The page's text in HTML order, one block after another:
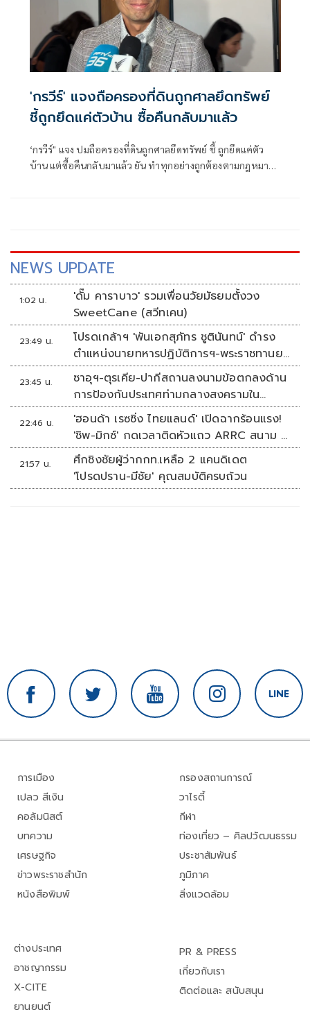
'กรวีร์' แจงถือครองที่ดินถูกศาลยึดทรัพย์
ชี้ถูกยึดแค่ตัวบ้าน ซื้อคืนกลับมาแล้ว
‘กรวีร์" แจง ปมถือครองที่ดินถูกศาลยึดทรัพย์ ชี้ ถูกยึดแค่ตัว
บ้าน แต่ซื้อคืนกลับมาแล้ว ยัน ทำทุกอย่างถูกต้องตามกฎหมาย
NEWS UPDATE
1:02 น.
'ดั๊ม คาราบาว' รวมเพื่อนวัยมัธยมตั้งวง
SweetCane (สวีทเคน)
23:49 น.
โปรดเกล้าฯ 'พันเอกสุภัทร ชูตินันทน์' ดำรง
ตำแหน่งนายทหารปฏิบัติการฯ-พระราชทานยศ
'พลตรี'
23:45 น.
ซาอุฯ-ตุรเคีย-ปากีสถานลงนามข้อตกลงด้าน
การป้องกันประเทศท่ามกลางสงครามใน
ภูมิภาค
22:46 น.
'ฮอนด้า เรซซิ่ง ไทยแลนด์' เปิดฉากร้อนแรง!
'ชิพ-มิกซ์' กดเวลาติดหัวแถว ARRC สนาม 4
ที่มัลดาลิกา
21:57 น.
ศึกชิงชัยผู้ว่ากกท.เหลือ 2 แคนดิเดต
'โปรดปราน-มีชัย' คุณสมบัติครบถ้วน
การเมือง
เปลว สีเงิน
คอลัมนิสต์
บทความ
เศรษฐกิจ
ข่าวพระราชสำนัก
หนังสือพิมพ์
กรองสถานการณ์
วาไรตี้
กีฬา
ท่องเที่ยว – ศิลปวัฒนธรรม
ประชาสัมพันธ์
ภูมิภาค
สิ่งแวดล้อม
ต่างประเทศ
อาชญากรรม
X-CITE
ยานยนต์
PR & PRESS
เกี่ยวกับเรา
ติดต่อและ สนับสนุน